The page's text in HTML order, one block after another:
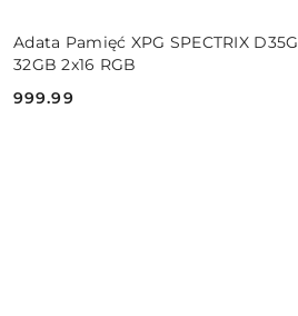
Adata Pamięć XPG SPECTRIX
32GB 2x16 RGB
Cena:
999.99